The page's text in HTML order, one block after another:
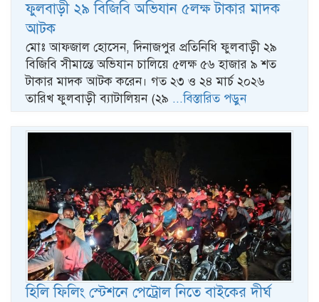
ফুলবাড়ী ২৯ বিজিবি অভিযান ৫লক্ষ টাকার মাদক
আটক
মোঃ আফজাল হোসেন, দিনাজপুর প্রতিনিধি ফুলবাড়ী ২৯
বিজিবি সীমান্তে অভিযান চালিয়ে ৫লক্ষ ৫৬ হাজার ৯ শত
টাকার মাদক আটক করেন। গত ২৩ ও ২৪ মার্চ ২০২৬
তারিখ ফুলবাড়ী ব্যাটালিয়ন (২৯ ...বিস্তারিত পড়ুন
হিলি ফিলিং স্টেশনে পেট্রোল নিতে বাইকের দীর্ঘ